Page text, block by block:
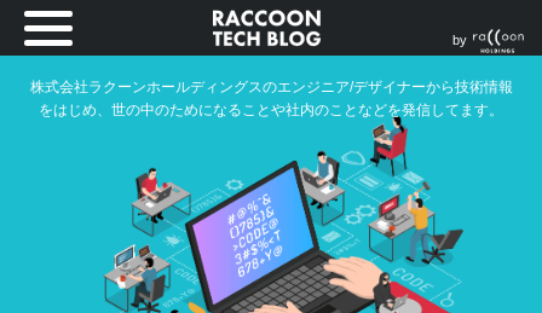
株式会社ラクーンホールディングスのエンジニア/デザイナーから技術情報
をはじめ、世の中のためになることや社内のことなどを発信してます。
by